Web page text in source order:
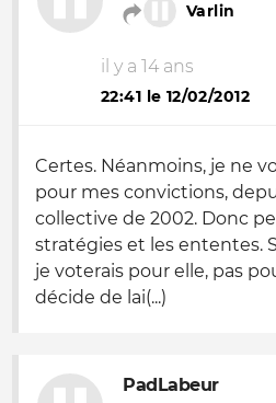
Varlin
il y a 14 ans
22:41 le 12/02/2012
Certes. Néanmoins, je ne
pour mes convictions,
collective de 2002. Donc
stratégies et les ententes.
je voterais pour elle, pas
décide de lai(...)
PadLabeur